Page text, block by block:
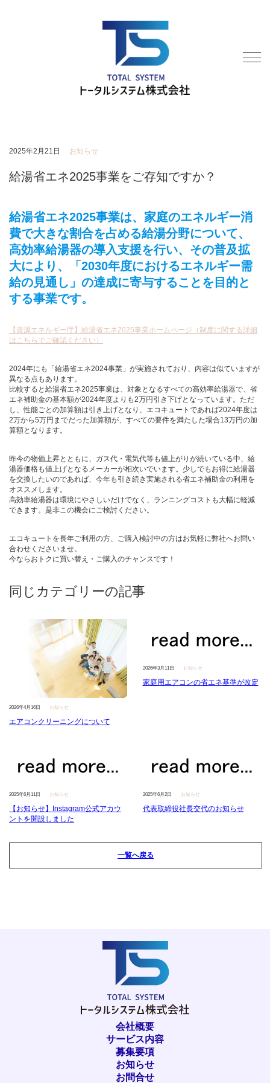
2025年2月21日 お知らせ
給湯省エネ2025事業をご存知ですか？
給湯省エネ2025事業は、家庭のエネルギー消
費で大きな割合を占める給湯分野について、
高効率給湯器の導入支援を行い、その普及拡
大により、「2030年度におけるエネルギー需
給の見通し」の達成に寄与することを目的と
する事業です。
【資源エネルギー庁】給湯省エネ2025事業ホームページ（制度に関する詳細
はこちらでご確認ください）
2024年にも「給湯省エネ2024事業」が実施されており、内容は似ていますが
異なる点もあります。
比較すると給湯省エネ2025事業は、対象となるすべての高効率給湯器で、省
エネ補助金の基本額が2024年度よりも2万円引き下げとなっています。ただ
し、性能ごとの加算額は引き上げとなり、エコキュートであれば2024年度は
2万から5万円までだった加算額が、すべての要件を満たした場合13万円の加
算額となります。
昨今の物価上昇とともに、ガス代・電気代等も値上がりが続いている中、給
湯器価格も値上げとなるメーカーが相次いでいます。少しでもお得に給湯器
を交換したいのであれば、今年も引き続き実施される省エネ補助金の利用を
オススメします。
高効率給湯器は環境にやさしいだけでなく、ランニングコストも大幅に軽減
できます。是非この機会にご検討ください。
エコキュートを長年ご利用の方、ご購入検討中の方はお気軽に弊社へお問い
合わせくださいませ。
今ならおトクに買い替え・ご購入のチャンスです！
同じカテゴリーの記事
2026年4月16日 お知らせ
エアコンクリーニングについて
2026年3月11日 お知らせ
家庭用エアコンの省エネ基準が改定
2025年6月11日 お知らせ
【お知らせ】Instagram公式アカウ
ントを開設しました
2025年6月2日 お知らせ
代表取締役社長交代のお知らせ
一覧へ戻る
会社概要
サービス内容
募集要項
お知らせ
お問合せ